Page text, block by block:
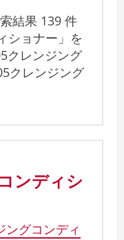
結果 139 件
ショナー」を
レンジング
クレンジング
ンディシ
ングコンディ